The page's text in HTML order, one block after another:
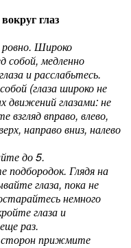
глаз
Широко
собой, медленно
и расслабьтесь.
(глаза широко не
движений глазами: не
взгляд вправо, влево,
направо вниз, налево
до 5.
подбородок. Глядя на
глаза, пока не
немного
глаза и
раз.
сторон прижмите